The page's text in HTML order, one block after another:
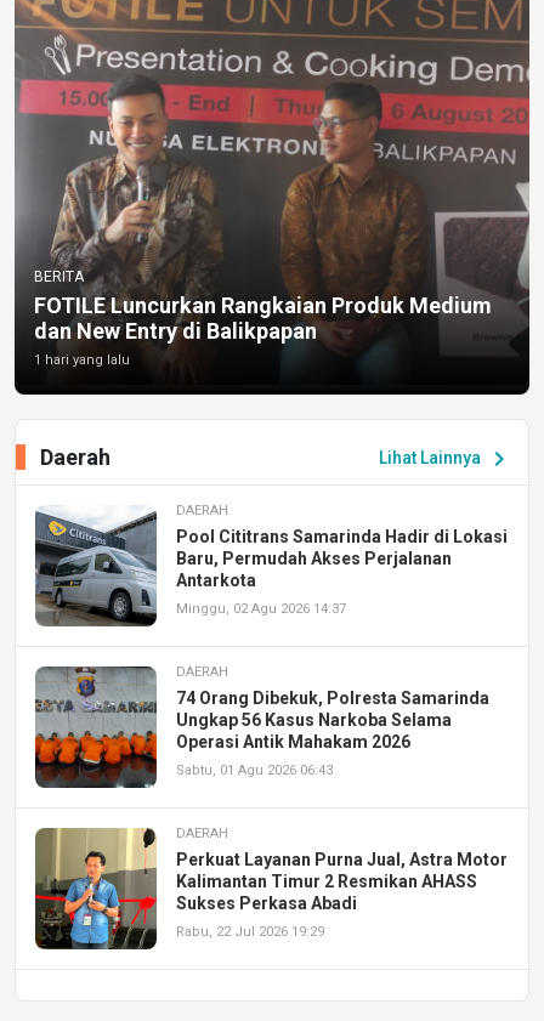
BERITA
FOTILE Luncurkan Rangkaian Produk Medium
dan New Entry di Balikpapan
1 hari yang lalu
Lihat Lainnya chevron_right
Daerah
DAERAH
Pool Cititrans Samarinda Hadir di Lokasi
Baru, Permudah Akses Perjalanan
Antarkota
Minggu, 02 Agu 2026 14:37
DAERAH
74 Orang Dibekuk, Polresta Samarinda
Ungkap 56 Kasus Narkoba Selama
Operasi Antik Mahakam 2026
Sabtu, 01 Agu 2026 06:43
DAERAH
Perkuat Layanan Purna Jual, Astra Motor
Kalimantan Timur 2 Resmikan AHASS
Sukses Perkasa Abadi
Rabu, 22 Jul 2026 19:29